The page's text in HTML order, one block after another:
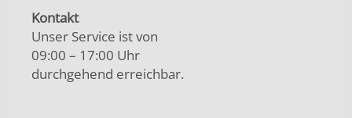
Kontakt
Unser Service ist von
09:00 – 17:00 Uhr
durchgehend erreichbar.